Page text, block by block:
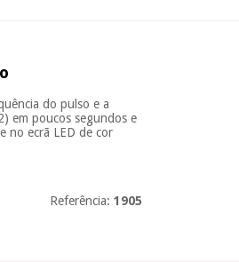
do pulso e a
em poucos segundos e
no ecrã LED de cor
Referência: 1905